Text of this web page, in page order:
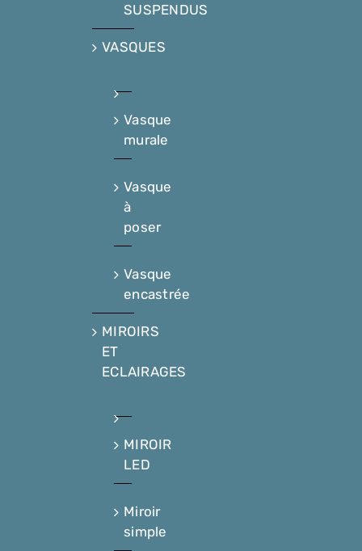
SUSPENDUS
VASQUES
Vasque
murale
Vasque
à
poser
Vasque
encastrée
MIROIRS
ET
ECLAIRAGES
MIROIR
LED
Miroir
simple